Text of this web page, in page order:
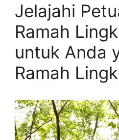
Jelajahi
Ramah
untuk Anda
Ramah